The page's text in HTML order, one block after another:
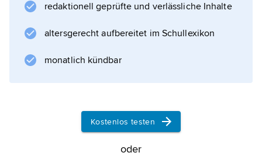
Informationen zum Artikel
redaktionell geprüfte und verlässliche Inhalte
altersgerecht aufbereitet im Schullexikon
monatlich kündbar
Kostenlos testen
oder